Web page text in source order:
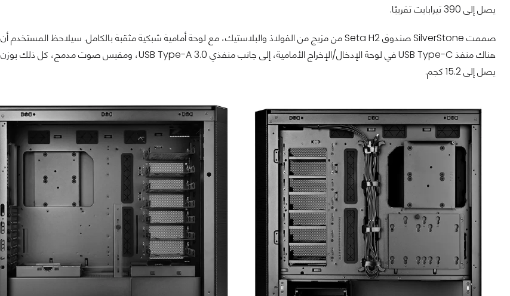
يصل إلى 390 تيرابايت تقريبًا.
صممت SilverStone صندوق Seta H2 من مزيج من الفولاذ والبلاستيك، مع لوحة أمامية شبكية مثقبة بالكامل. سيلاحظ المستخدم أن
هناك منفذ USB Type-C في لوحة الإدخال/الإخراج الأمامية، إلى جانب منفذي USB Type-A 3.0، ومقبس صوت مدمج، كل ذلك بوزن
يصل إلى 15.2 كجم.